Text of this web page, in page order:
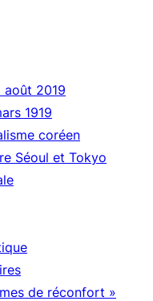
août 2019
1919
coréen
Séoul et Tokyo
de réconfort »